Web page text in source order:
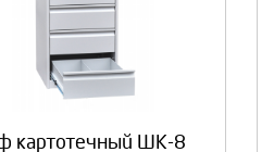
картотечный ШК-8
Продолжить Отмена